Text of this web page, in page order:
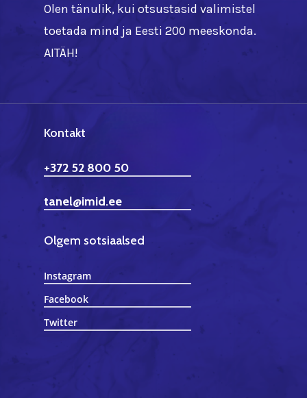
Olen tänulik, kui otsustasid valimistel
toetada mind ja Eesti 200 meeskonda.
AITÄH!
Kontakt
+372 52 800 50
tanel@imid.ee
Olgem sotsiaalsed
Instagram
Facebook
Twitter